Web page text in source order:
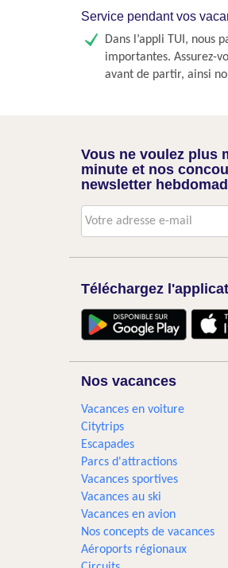
Service pendant vos
Dans l’appli TUI, nous
importantes. Assurez-
avant de partir, ainsi
Vous ne voulez plus
minute et nos
newsletter
Téléchargez
Nos vacances
Vacances en voiture
Citytrips
Escapades
Parcs d'attractions
Vacances sportives
Vacances au ski
Vacances en avion
Nos concepts de vacances
Aéroports régionaux